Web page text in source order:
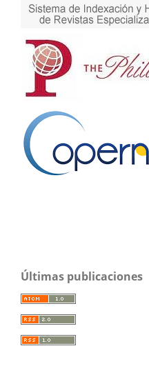
Últimas publicaciones